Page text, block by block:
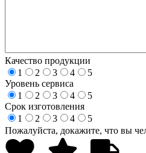
Качество продукции
1
2 3 4
5
Уровень сервиса
1
2 3 4
5
Срок изготовления
1
2 3 4
5
Пожалуйста, докажите, что вы